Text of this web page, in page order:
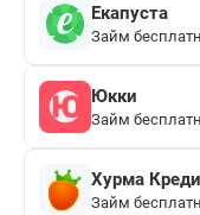
Екапуста
Займ
Юкки
Займ
Хурма
Займ